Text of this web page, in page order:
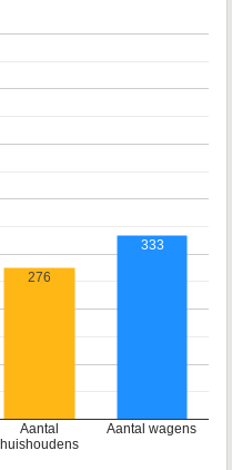
Aantal
huishoudens
Aantal wagens
276
333